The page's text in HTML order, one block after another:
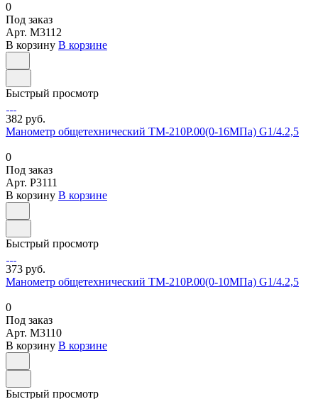
0
Под заказ
Арт. M3112
В корзину В корзине
Быстрый просмотр
382 руб.
Манометр общетехнический ТМ-210Р.00(0-16МПа) G1/4.2,5
0
Под заказ
Арт. P3111
В корзину В корзине
Быстрый просмотр
373 руб.
Манометр общетехнический ТМ-210Р.00(0-10МПа) G1/4.2,5
0
Под заказ
Арт. M3110
В корзину В корзине
Быстрый просмотр